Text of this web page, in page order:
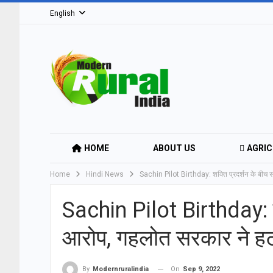
English
HOME ABOUT US
EDUCATION & SKILL DEVELOPMENT
TOURISM & ECO-VILLAGES
Home Hindi News Sachin Pilot Birthday: शक्ति प्रदर्शन के बीच
Sachin Pilot Birthday:
आरोप, गहलोत सरकार ने
By Modernruralindia On Sep 9, 2022